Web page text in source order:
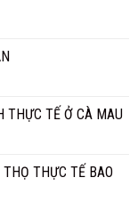
THỰC TẾ Ở CÀ MAU
THỌ THỰC TẾ BAO